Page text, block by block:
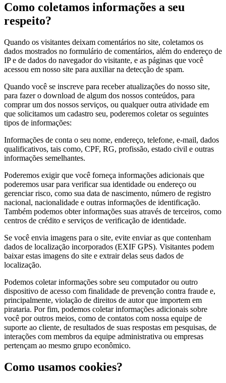
Como coletamos informações a seu
respeito?
Quando os visitantes deixam comentários no site, coletamos os
dados mostrados no formulário de comentários, além do endereço de
IP e de dados do navegador do visitante, e as páginas que você
acessou em nosso site para auxiliar na detecção de spam.
Quando você se inscreve para receber atualizações do nosso site,
para fazer o download de algum dos nossos conteúdos, para
comprar um dos nossos serviços, ou qualquer outra atividade em
que solicitamos um cadastro seu, poderemos coletar os seguintes
tipos de informações:
Informações de conta o seu nome, endereço, telefone, e-mail, dados
qualificativos, tais como, CPF, RG, profissão, estado civil e outras
informações semelhantes.
Poderemos exigir que você forneça informações adicionais que
poderemos usar para verificar sua identidade ou endereço ou
gerenciar risco, como sua data de nascimento, número de registro
nacional, nacionalidade e outras informações de identificação.
Também podemos obter informações suas através de terceiros, como
centros de crédito e serviços de verificação de identidade.
Se você envia imagens para o site, evite enviar as que contenham
dados de localização incorporados (EXIF GPS). Visitantes podem
baixar estas imagens do site e extrair delas seus dados de
localização.
Podemos coletar informações sobre seu computador ou outro
dispositivo de acesso com finalidade de prevenção contra fraude e,
principalmente, violação de direitos de autor que importem em
pirataria. Por fim, podemos coletar informações adicionais sobre
você por outros meios, como de contatos com nossa equipe de
suporte ao cliente, de resultados de suas respostas em pesquisas, de
interações com membros da equipe administrativa ou empresas
pertençam ao mesmo grupo econômico.
Como usamos cookies?